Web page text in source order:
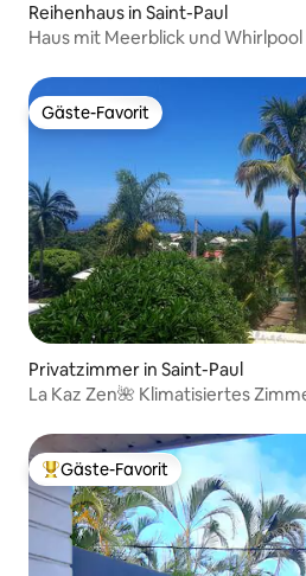
Reihenhaus in Saint-Paul
Haus mit Meerblick und
Gäste-Favorit
Gäste-Favorit
Privatzimmer in Saint-Paul
La Kaz Zen🌺 Klimatisiertes
Beliebter Gäste-Favorit.
Gäste-Favorit